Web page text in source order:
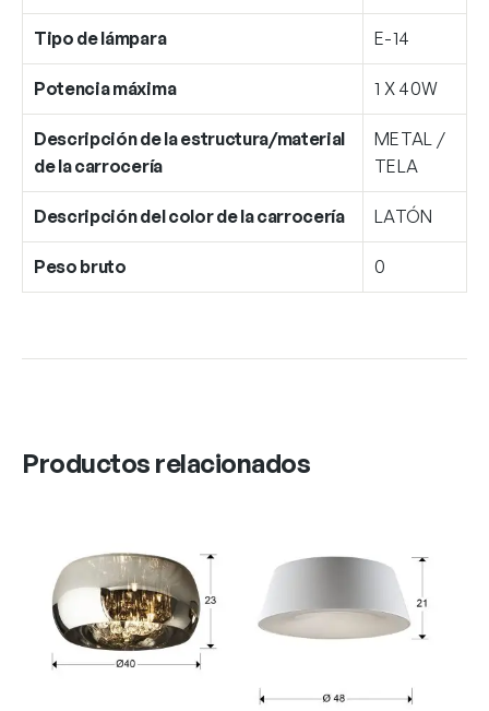
Tipo de lámpara E-14
Potencia máxima 1 X 40W
Descripción de la estructura/material
de la carrocería
METAL /
TELA
Descripción del color de la carrocería LATÓN
Peso bruto 0
Productos relacionados